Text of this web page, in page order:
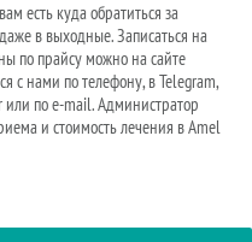
есть куда обратиться за
в выходные. Записаться на
по прайсу можно на сайте
с нами по телефону, в Telegram,
или по e-mail. Администратор
и стоимость лечения в Amel